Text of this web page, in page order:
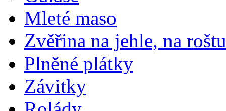
Mleté maso
Zvěřina na jehle, na roštu
Plněné plátky
Závitky